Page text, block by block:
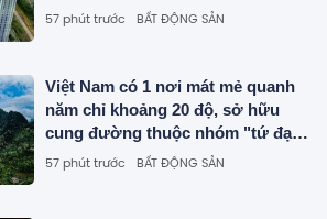
Sunshine Group, MIK Group,
57 phút trước BẤT ĐỘNG SẢN
Việt Nam có 1 nơi mát mẻ quanh
năm chỉ khoảng 20 độ, sở hữu
cung đường thuộc nhóm "tứ đại
đỉnh đèo", được Oscar du lịch
57 phút trước BẤT ĐỘNG SẢN